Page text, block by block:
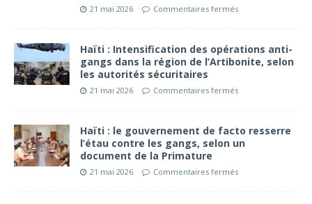
21 mai 2026 Commentaires fermés
Haïti : Intensification des opérations anti-
gangs dans la région de l’Artibonite, selon
les autorités sécuritaires
21 mai 2026 Commentaires fermés
Haïti : le gouvernement de facto resserre
l’étau contre les gangs, selon un
document de la Primature
21 mai 2026 Commentaires fermés